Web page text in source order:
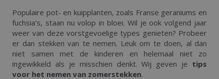
Populaire pot- en kuipplanten, zoals Franse geraniums en
fuchsia's, staan nu volop in bloei. Wil je ook volgend jaar
weer van deze vorstgevoelige types genieten? Probeer
er dan stekken van te nemen. Leuk om te doen, al dan
niet samen met de kinderen en helemaal niet zo
ingewikkeld als je misschien denkt. Wij geven je tips
voor het nemen van zomerstekken.